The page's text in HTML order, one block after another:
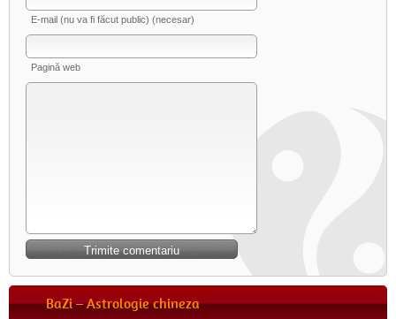
E-mail (nu va fi făcut public) (necesar)
Pagină web
BaZi – Astrologie chineza